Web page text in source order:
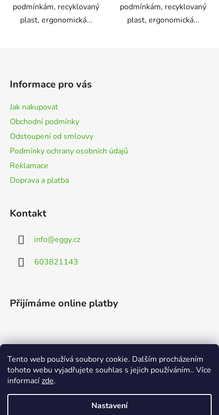
Tento web používá soubory cookie. Dalším procházením
tohoto webu vyjadřujete souhlas s jejich používáním.. Více
informacízde.
Nastavení
podmínkám, recyklovaný
plast, ergonomická...
podmínkám, recyklovaný
plast, ergonomická...
Informace pro vás
Jak nakupovat
Obchodní podmínky
Odstoupení od smlouvy
Podmínky ochrany osobních údajů
Reklamace
Doprava a platba
Kontakt
info@eggy.cz
603821143
Přijímáme online platby
Vyhledávání
HLEDAT